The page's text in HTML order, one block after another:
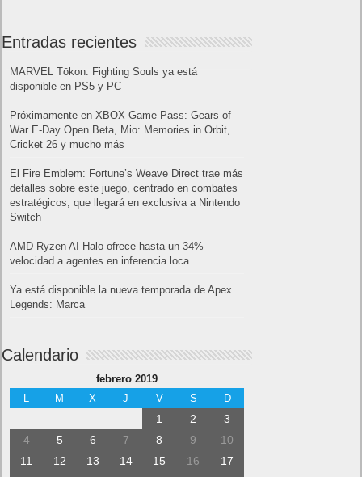
Entradas recientes
MARVEL Tōkon: Fighting Souls ya está
disponible en PS5 y PC
Próximamente en XBOX Game Pass: Gears of
War E-Day Open Beta, Mio: Memories in Orbit,
Cricket 26 y mucho más
El Fire Emblem: Fortune’s Weave Direct trae más
detalles sobre este juego, centrado en combates
estratégicos, que llegará en exclusiva a Nintendo
Switch
AMD Ryzen AI Halo ofrece hasta un 34%
velocidad a agentes en inferencia loca
Ya está disponible la nueva temporada de Apex
Legends: Marca
Calendario
febrero 2019
L
M X J V S D
1 2
3
4
5 6 7 8 9
10
11
12 13 14 15 16
17